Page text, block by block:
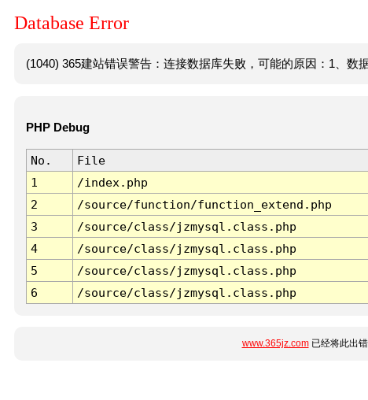
Database Error
(1040) 365建站错误警告：连接数据库失败，可能的原因：1、数
PHP Debug
No. File
1
/index.php
2
/source/function/function_extend.php
3
/source/class/jzmysql.class.php
4
/source/class/jzmysql.class.php
5
/source/class/jzmysql.class.php
6
/source/class/jzmysql.class.php
www.365jz.com已经将此出